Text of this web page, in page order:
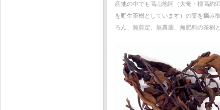
産地の中でも高山地区（大奄・標高約
を野生茶樹としています）の葉を摘み
ろん、無剪定、無農薬、無肥料の茶樹